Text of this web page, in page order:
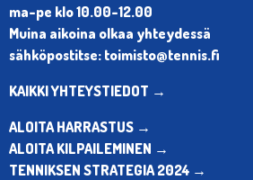
ma-pe klo 10.00-12.00
Muina aikoina olkaa yhteydessä
sähköpostitse: toimisto@tennis.fi
KAIKKI YHTEYSTIEDOT →
ALOITA HARRASTUS →
ALOITA KILPAILEMINEN →
TENNIKSEN STRATEGIA 2024 →